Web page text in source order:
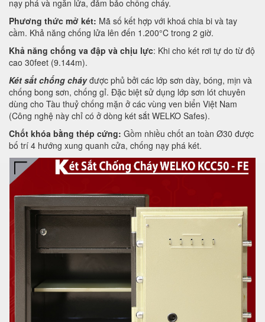
nạy phá và ngăn lửa, đảm bảo chống cháy.
Phương thức mở két: Mã số kết hợp với khoá chia bi và tay
cầm. Khả năng chống lửa lên đến 1.200°C trong 2 giờ.
Khả năng chống va đập và chịu lực: Khi cho két rơi tự do từ độ
cao 30feet (9.144m).
Két sắt chống cháyđược phủ bởi các lớp sơn dày, bóng, mịn và
chống bong sơn, chống gỉ. Đặc biệt sử dụng lớp sơn lót chuyên
dùng cho Tàu thuỷ chống mặn ở các vùng ven biển Việt Nam
(Công nghệ này chỉ có ở dòng két sắt WELKO Safes).
Chốt khóa bằng thép cứng: Gồm nhiều chốt an toàn Ø30 được
bố trí 4 hướng xung quanh cửa, chống nạy phá két.